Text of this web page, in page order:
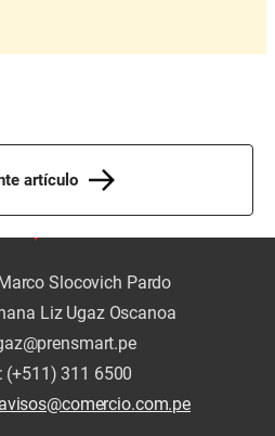
artículo
Slocovich Pardo
Liz Ugaz Oscanoa
(+511) 311 6500